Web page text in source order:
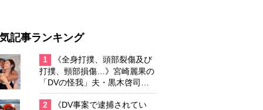
記事ランキング
1
《全身打撲、頭部裂傷及び
打撲、頸部損傷…》宮崎麗果の
「DVの怪我」夫・黒木啓司の
逮捕で始まる「夫婦の闘争」
2
《DV事案で逮捕されてい